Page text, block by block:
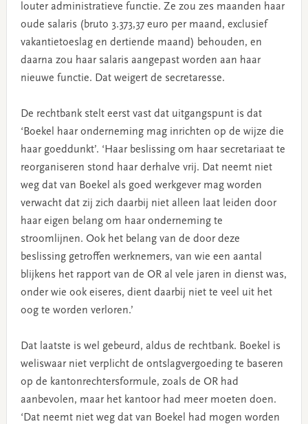
louter administratieve functie. Ze zou zes maanden haar
oude salaris (bruto 3.373,37 euro per maand, exclusief
vakantietoeslag en dertiende maand) behouden, en
daarna zou haar salaris aangepast worden aan haar
nieuwe functie. Dat weigert de secretaresse.
De rechtbank stelt eerst vast dat uitgangspunt is dat
‘Boekel haar onderneming mag inrichten op de wijze die
haar goeddunkt’. ‘Haar beslissing om haar secretariaat te
reorganiseren stond haar derhalve vrij. Dat neemt niet
weg dat van Boekel als goed werkgever mag worden
verwacht dat zij zich daarbij niet alleen laat leiden door
haar eigen belang om haar onderneming te
stroomlijnen. Ook het belang van de door deze
beslissing getroffen werknemers, van wie een aantal
blijkens het rapport van de OR al vele jaren in dienst was,
onder wie ook eiseres, dient daarbij niet te veel uit het
oog te worden verloren.’
Dat laatste is wel gebeurd, aldus de rechtbank. Boekel is
weliswaar niet verplicht de ontslagvergoeding te baseren
op de kantonrechtersformule, zoals de OR had
aanbevolen, maar het kantoor had meer moeten doen.
‘Dat neemt niet weg dat van Boekel had mogen worden